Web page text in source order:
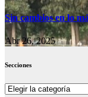
Sin cambios en lo
Abr 26, 2025
Secciones
Secciones